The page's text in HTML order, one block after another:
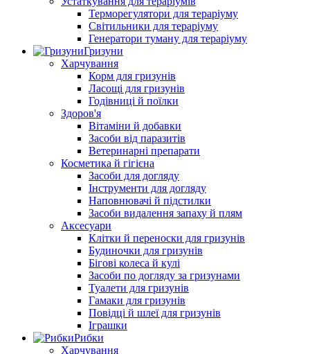
Терморегулятори для тераріуму
Світильники для тераріуму
Генератори туману для тераріуму
Гризуни
Харчування
Корм для гризунів
Ласощі для гризунів
Годівниці й поїлки
Здоров'я
Вітаміни й добавки
Засоби від паразитів
Ветеринарні препарати
Косметика й гігієна
Засоби для догляду
Інструменти для догляду
Наповнювачі й підстилки
Засоби видалення запаху й плям
Аксесуари
Клітки й переноски для гризунів
Будиночки для гризунів
Бігові колеса й кулі
Засоби по догляду за гризунами
Туалети для гризунів
Гамаки для гризунів
Повідці й шлеї для гризунів
Іграшки
Рибки
Харчування